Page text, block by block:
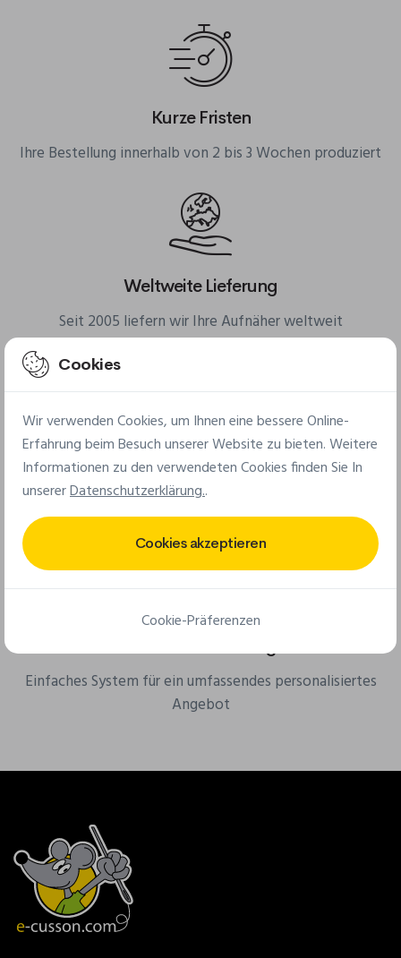
Kurze Fristen
Ihre Bestellung innerhalb von 2 bis 3 Wochen produziert
Weltweite Lieferung
Seit 2005 liefern wir Ihre Aufnäher weltweit
Kleine Mindestmengen
Ab 25 Stück für Stoffaufnäher & ab 50 Stück für PVC-
Aufnäher
Einfaches System für ein umfassendes personalisiertes
Angebot
Cookies
Wir verwenden Cookies, um Ihnen eine bessere Online-
Erfahrung beim Besuch unserer Website zu bieten. Weitere
Informationen zu den verwendeten Cookies finden Sie In
unsererDatenschutzerklärung..
Cookies akzeptieren
Cookie-Präferenzen